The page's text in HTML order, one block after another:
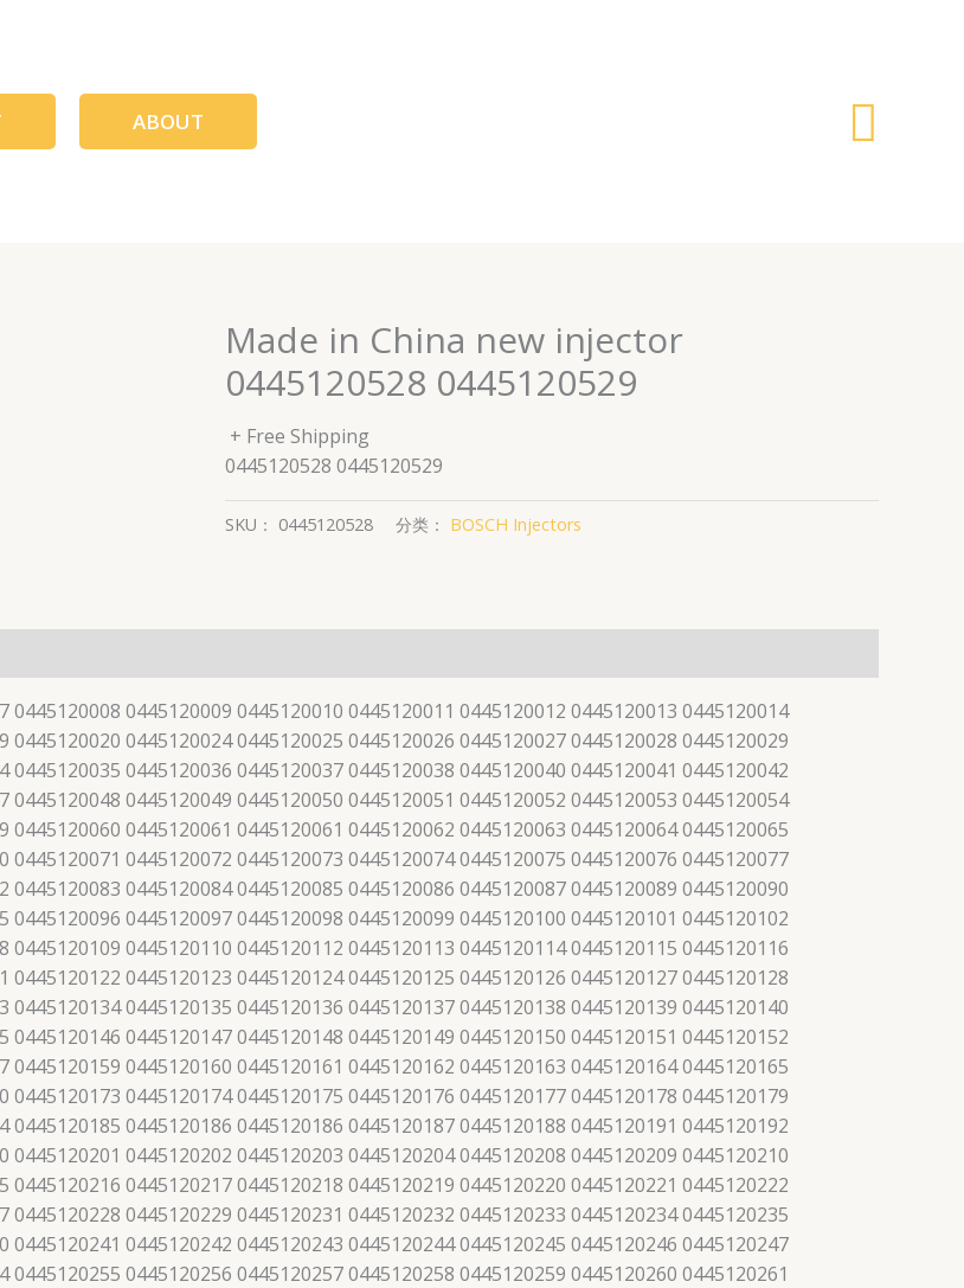
ABOUT
搜
Made in China new injector
0445120528 0445120529
+ Free Shipping
0445120528 0445120529
SKU： 0445120528 分类： BOSCH Injectors
0445120009 0445120010 0445120011 0445120012 0445120013 0445120014
0445120024 0445120025 0445120026 0445120027 0445120028 0445120029
0445120036 0445120037 0445120038 0445120040 0445120041 0445120042
0445120049 0445120050 0445120051 0445120052 0445120053 0445120054
0445120061 0445120061 0445120062 0445120063 0445120064 0445120065
0445120072 0445120073 0445120074 0445120075 0445120076 0445120077
0445120084 0445120085 0445120086 0445120087 0445120089 0445120090
0445120097 0445120098 0445120099 0445120100 0445120101 0445120102
0445120110 0445120112 0445120113 0445120114 0445120115 0445120116
0445120123 0445120124 0445120125 0445120126 0445120127 0445120128
0445120135 0445120136 0445120137 0445120138 0445120139 0445120140
0445120147 0445120148 0445120149 0445120150 0445120151 0445120152
0445120160 0445120161 0445120162 0445120163 0445120164 0445120165
0445120174 0445120175 0445120176 0445120177 0445120178 0445120179
0445120186 0445120186 0445120187 0445120188 0445120191 0445120192
0445120202 0445120203 0445120204 0445120208 0445120209 0445120210
0445120217 0445120218 0445120219 0445120220 0445120221 0445120222
0445120229 0445120231 0445120232 0445120233 0445120234 0445120235
0445120242 0445120243 0445120244 0445120245 0445120246 0445120247
0445120256 0445120257 0445120258 0445120259 0445120260 0445120261